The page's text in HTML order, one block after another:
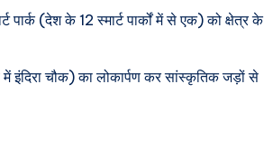
पार्क (देश के 12 स्मार्ट पार्कों में से एक) को क्षेत्र के
इंदिरा चौक) का लोकार्पण कर सांस्कृतिक जड़ों से